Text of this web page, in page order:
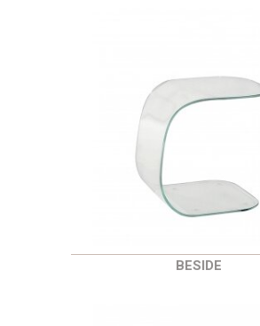
BESIDE